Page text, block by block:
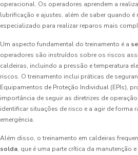
operacional. Os operadores aprendem a
lubrificação e ajustes, além de saber quando é
especializado para realizar reparos mais
Um aspecto fundamental do treinamento é a
operadores são instruídos sobre os riscos
caldeiras, incluindo a pressão e temperatura
riscos. O treinamento inclui práticas de
Equipamentos de Proteção Individual (EPIs),
importância de seguir as diretrizes de
identificar situações de risco e a agir de forma
emergência.
Além disso, o treinamento em caldeiras
solda, que é uma parte crítica da manutenção